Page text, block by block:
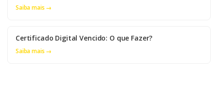
Saiba mais →
Certificado Digital Vencido: O que Fazer?
Saiba mais →